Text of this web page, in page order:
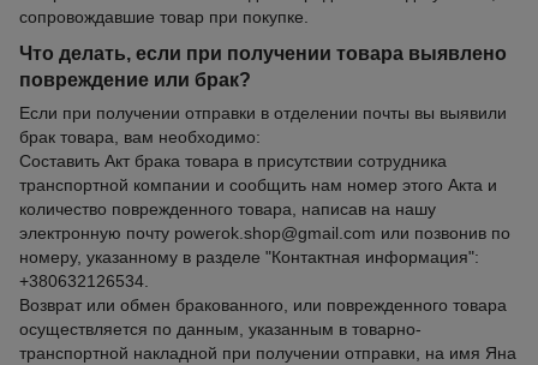
сопровождавшие товар при покупке.
Что делать, если при получении товара выявлено
повреждение или брак?
Если при получении отправки в отделении почты вы выявили
брак товара, вам необходимо:
Составить Акт брака товара в присутствии сотрудника
транспортной компании и сообщить нам номер этого Акта и
количество поврежденного товара, написав на нашу
электронную почту powerok.shop@gmail.com или позвонив по
номеру, указанному в разделе "Контактная информация":
+380632126534.
Возврат или обмен бракованного, или поврежденного товара
осуществляется по данным, указанным в товарно-
транспортной накладной при получении отправки, на имя Яна